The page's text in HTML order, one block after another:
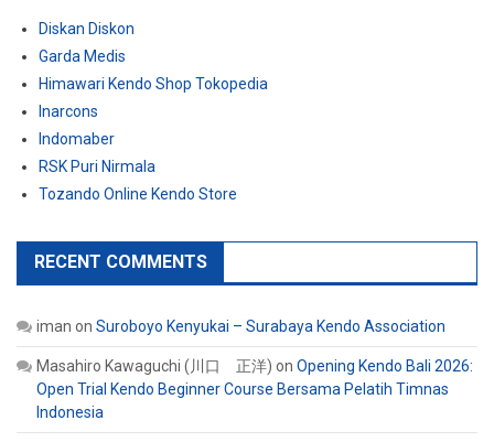
Diskan Diskon
Garda Medis
Himawari Kendo Shop Tokopedia
Inarcons
Indomaber
RSK Puri Nirmala
Tozando Online Kendo Store
RECENT COMMENTS
iman on Suroboyo Kenyukai – Surabaya Kendo Association
Masahiro Kawaguchi (川口 正洋) on Opening Kendo Bali 2026:
Open Trial Kendo Beginner Course Bersama Pelatih Timnas
Indonesia